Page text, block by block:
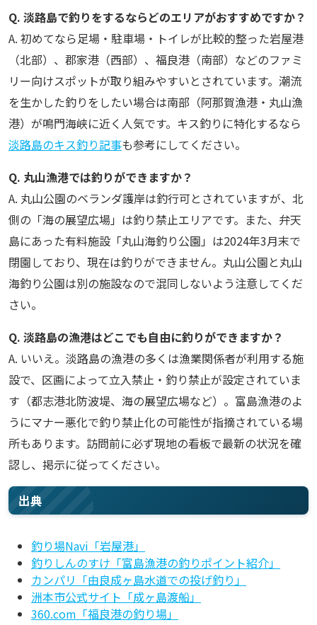
Q. 淡路島で釣りをするならどのエリアがおすすめですか？
A. 初めてなら足場・駐車場・トイレが比較的整った岩屋港
（北部）、郡家港（西部）、福良港（南部）などのファミ
リー向けスポットが取り組みやすいとされています。潮流
を生かした釣りをしたい場合は南部（阿那賀漁港・丸山漁
港）が鳴門海峡に近く人気です。キス釣りに特化するなら
淡路島のキス釣り記事も参考にしてください。
Q. 丸山漁港では釣りができますか？
A. 丸山公園のベランダ護岸は釣行可とされていますが、北
側の「海の展望広場」は釣り禁止エリアです。また、弁天
島にあった有料施設「丸山海釣り公園」は2024年3月末で
閉園しており、現在は釣りができません。丸山公園と丸山
海釣り公園は別の施設なので混同しないよう注意してくだ
さい。
Q. 淡路島の漁港はどこでも自由に釣りができますか？
A. いいえ。淡路島の漁港の多くは漁業関係者が利用する施
設で、区画によって立入禁止・釣り禁止が設定されていま
す（都志港北防波堤、海の展望広場など）。富島漁港のよ
うにマナー悪化で釣り禁止化の可能性が指摘されている場
所もあります。訪問前に必ず現地の看板で最新の状況を確
認し、掲示に従ってください。
出典
釣り場Navi「岩屋港」
釣りしんのすけ「富島漁港の釣りポイント紹介」
カンパリ「由良成ヶ島水道での投げ釣り」
洲本市公式サイト「成ヶ島渡船」
360.com「福良港の釣り場」